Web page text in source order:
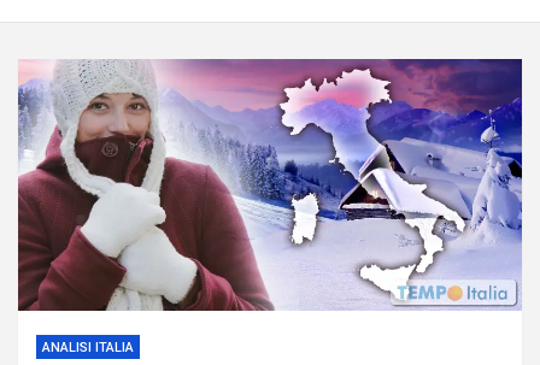
ANALISI ITALIA